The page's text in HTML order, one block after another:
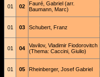
01 02
Fauré, Gabriel (arr.
Baumann, Marc)
01 03 Schubert, Franz
01 04
Vavilov, Vladimir Fiodorovitch
(Thema: Caccini, Giulio)
01 05 Rheinberger, Josef Gabriel